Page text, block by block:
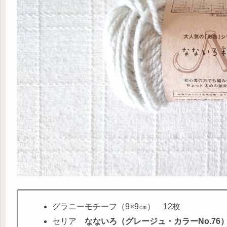
グラニーモチーフ（9×9㎝） 12枚
セリアなないろ（グレージュ・カラーNo.76